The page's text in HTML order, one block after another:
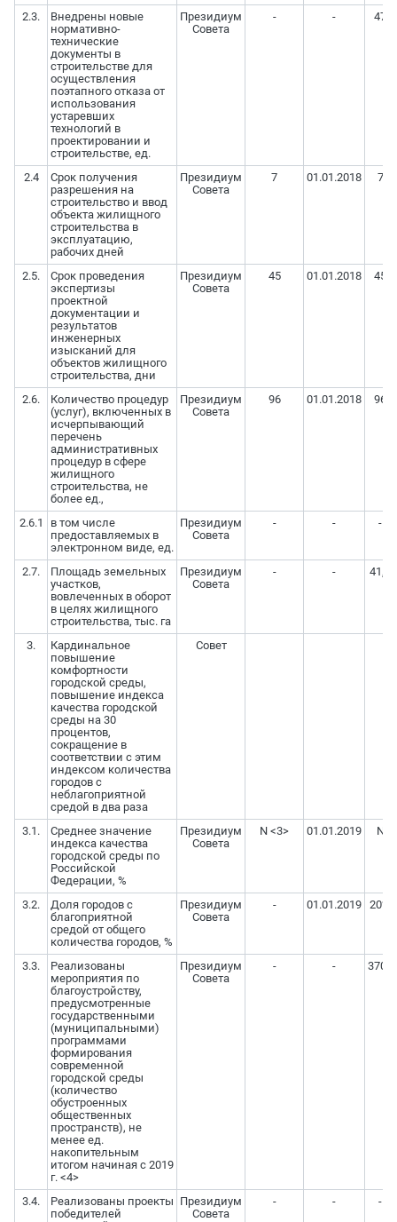
2.3.
Внедрены новые
нормативно-
технические
документы в
строительстве для
осуществления
поэтапного отказа от
использования
устаревших
технологий в
проектировании и
строительстве, ед.
Президиум
Совета
- - 47
2.4
Срок получения
разрешения на
строительство и ввод
объекта жилищного
строительства в
эксплуатацию,
рабочих дней
Президиум
Совета
7 01.01.2018 7
2.5.
Срок проведения
экспертизы
проектной
документации и
результатов
инженерных
изысканий для
объектов жилищного
строительства, дни
Президиум
Совета
45 01.01.2018 45
2.6.
Количество процедур
(услуг), включенных в
исчерпывающий
перечень
административных
процедур в сфере
жилищного
строительства, не
более ед.,
Президиум
Совета
96 01.01.2018 96
2.6.1
в том числе
предоставляемых в
электронном виде, ед.
Президиум
Совета
- - -
2.7.
Площадь земельных
участков,
вовлеченных в оборот
в целях жилищного
строительства, тыс. га
Президиум
Совета
- - 41,3
3.
Кардинальное
повышение
комфортности
городской среды,
повышение индекса
качества городской
среды на 30
процентов,
сокращение в
соответствии с этим
индексом количества
городов с
неблагоприятной
средой в два раза
Совет
3.1.
Среднее значение
индекса качества
городской среды по
Российской
Федерации, %
Президиум
Совета
N <3> 01.01.2019 N
3.2.
Доля городов с
благоприятной
средой от общего
количества городов, %
Президиум
Совета
- 01.01.2019 20%
3.3.
Реализованы
мероприятия по
благоустройству,
предусмотренные
государственными
(муниципальными)
программами
формирования
современной
городской среды
(количество
обустроенных
общественных
пространств), не
менее ед.
накопительным
итогом начиная с 2019
г. <4>
Президиум
Совета
- - 3700
3.4.
Реализованы проекты
победителей
Президиум
Совета
- - -